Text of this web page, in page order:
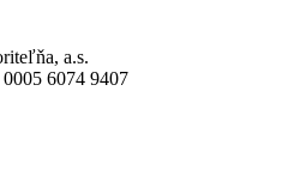
a.s.
6074 9407